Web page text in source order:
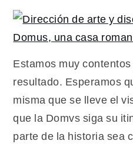
Estamos muy
resultado. Esperamos
misma que se lleve el
que la Domvs siga su
parte de la historia sea